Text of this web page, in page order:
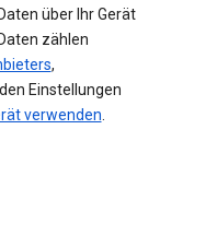
über Ihr Gerät
zählen
,
Einstellungen
verwenden.